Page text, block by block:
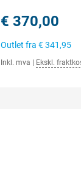
€ 370,00
Outlet fra€ 341,95
Inkl. mva Ekskl.